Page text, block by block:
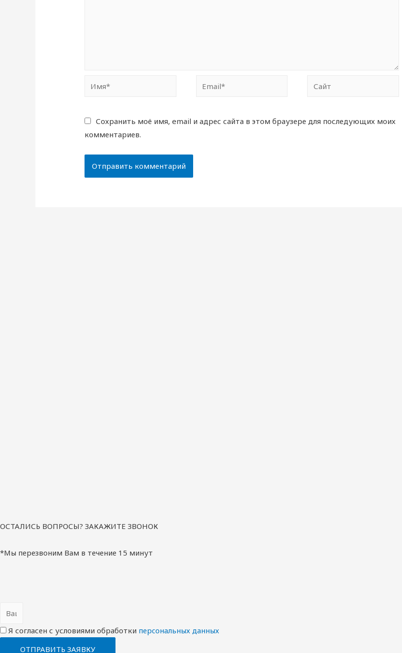
Сохранить моё имя, email и адрес сайта в этом браузере для последующих моих
комментариев.
ОСТАЛИСЬ ВОПРОСЫ? ЗАКАЖИТЕ ЗВОНОК
*Мы перезвоним Вам в течение 15 минут
Я согласен с условиями обработки перcональных данных
ОТПРАВИТЬ ЗАЯВКУ